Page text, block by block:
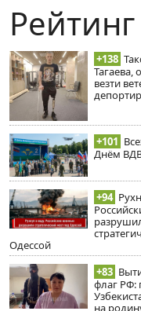
Рейтинг
+138
Тагаева,
везти
+101
Днём
+94
Одессой
+83
флаг РФ: